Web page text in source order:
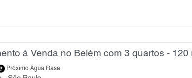
à Venda no Belém com 3 quartos - 120
Próximo Água Rasa